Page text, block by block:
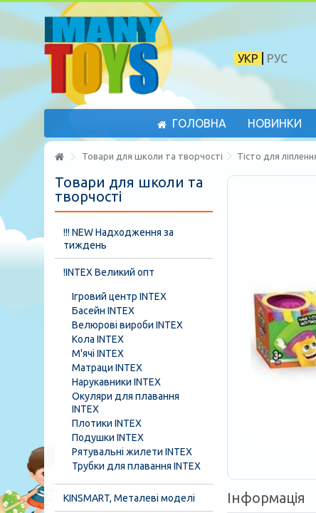
РУС
УКР
ГОЛОВНА НОВИНКИ
Товари для школи та творчості Тісто для
Інформація
Товари для школи та
творчості
!!! NEW Надходження за
тиждень
!INTEX Великий опт
Ігровий центр INTEX
Басейн INTEX
Велюрові вироби INTEX
Кола INTEX
М'ячі INTEX
Матраци INTEX
Нарукавники INTEX
Окуляри для плавання
INTEX
Плотики INTEX
Подушки INTEX
Рятувальні жилети INTEX
Трубки для плавання INTEX
KINSMART, Металеві моделі